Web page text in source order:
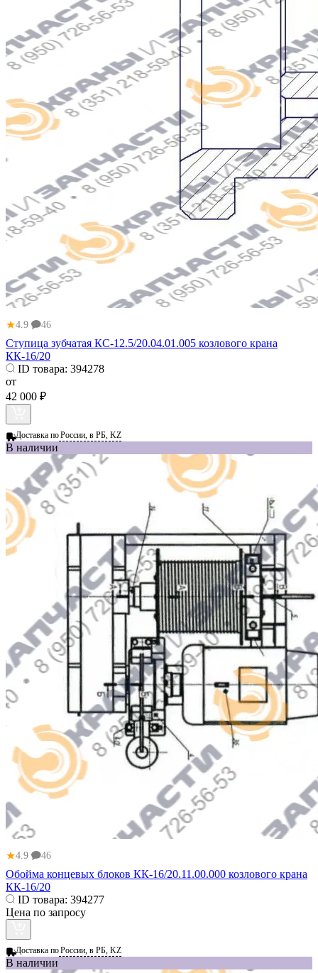
★4.9 46
Ступица зубчатая КС-12.5/20.04.01.005 козлового крана
КК-16/20
ID товара: 394278
от
42 000 ₽
Доставка поРоссии, в РБ, KZ
В наличии
★4.9 46
Обойма концевых блоков КК-16/20.11.00.000 козлового крана
КК-16/20
ID товара: 394277
Цена по запросу
Доставка поРоссии, в РБ, KZ
В наличии